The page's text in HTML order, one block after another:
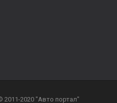
2011-2020 "Авто портал"